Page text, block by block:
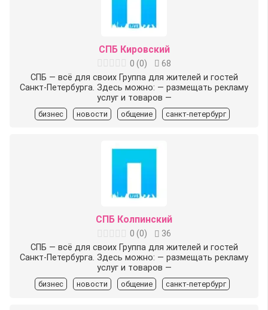
СПБ Кировский
0 (0)
68
СПБ — всё для своих Группа для жителей и гостей
Санкт-Петербурга. Здесь можно: — размещать рекламу
услуг и товаров —
бизнес новости общение санкт-петербург
СПБ Колпинский
0 (0)
36
СПБ — всё для своих Группа для жителей и гостей
Санкт-Петербурга. Здесь можно: — размещать рекламу
услуг и товаров —
бизнес новости общение санкт-петербург